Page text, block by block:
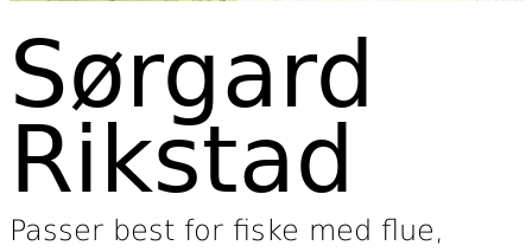
Sørgard
Rikstad
Passer best for fiske med flue,